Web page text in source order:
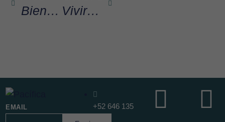
Bienestar frente al mar: la arquitectura emocional en Pacífica Vivir frente a la playa y hacer crecer tu patrimonio: la ecuación de valor en Pacífica
EMAIL
+52 646 135